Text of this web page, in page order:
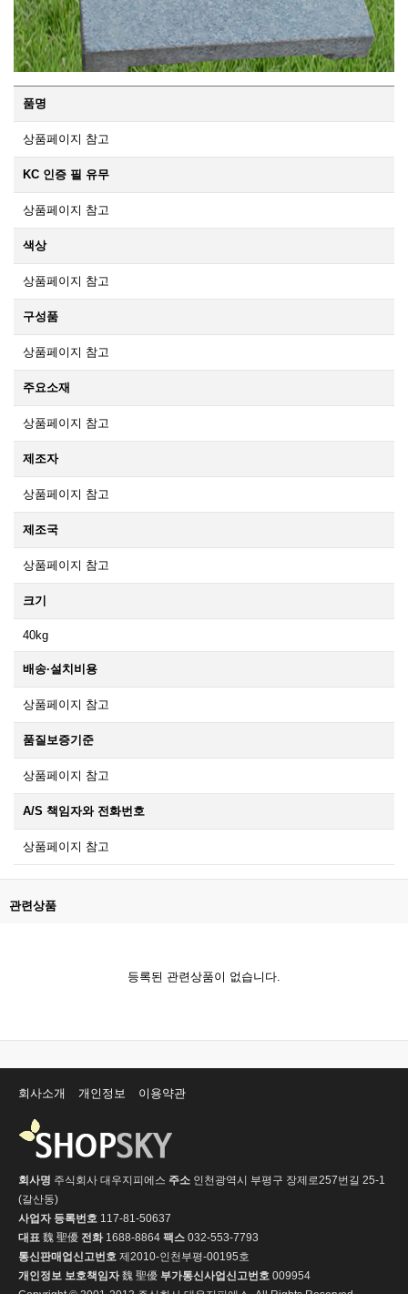
품명
상품페이지 참고
KC 인증 필 유무
상품페이지 참고
색상
상품페이지 참고
구성품
상품페이지 참고
주요소재
상품페이지 참고
제조자
상품페이지 참고
제조국
상품페이지 참고
크기
40kg
배송·설치비용
상품페이지 참고
품질보증기준
상품페이지 참고
A/S 책임자와 전화번호
상품페이지 참고
관련상품
등록된 관련상품이 없습니다.
회사소개 개인정보 이용약관
회사명 주식회사 대우지피에스 주소 인천광역시 부평구 장제로257번길 25-1
(갈산동)
사업자 등록번호 117-81-50637
대표 魏 聖優 전화1688-8864 팩스 032-553-7793
통신판매업신고번호 제2010-인천부평-00195호
개인정보 보호책임자魏 聖優 부가통신사업신고번호 009954